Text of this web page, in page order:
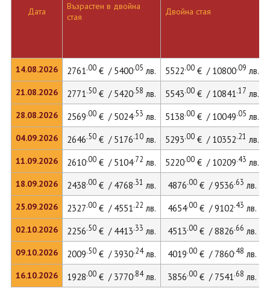
Дата
14.08.2026
21.08.2026
28.08.2026
04.09.2026
11.09.2026
18.09.2026
25.09.2026
02.10.2026
09.10.2026
16.10.2026
Възрастен в двойна
стая
Двойна стая
2761.00€ / 5400.05 лв. 5522.00€ / 10800.09 лв.
2771.50€ / 5420.58 лв. 5543.00€ / 10841.17 лв.
2569.00€ / 5024.53 лв. 5138.00€ / 10049.05 лв.
2646.50€ / 5176.10лв. 5293.00€ / 10352.21 лв.
2610.00€ / 5104.72 лв. 5220.00€ / 10209.43 лв.
2438.00€ / 4768.31 лв. 4876.00€ / 9536.63 лв.
2327.00€ / 4551.22 лв. 4654.00€ / 9102.43 лв.
2256.50€ / 4413.33 лв. 4513.00€ / 8826.66 лв.
2009.50€ / 3930.24лв. 4019.00€ / 7860.48 лв.
1928.00€ / 3770.84лв. 3856.00€ / 7541.68 лв.